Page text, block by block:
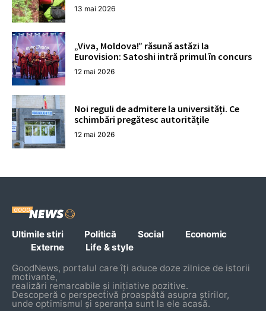
13 mai 2026
„Viva, Moldova!” răsună astăzi la
Eurovision: Satoshi intră primul în concurs
12 mai 2026
Noi reguli de admitere la universități. Ce
schimbări pregătesc autoritățile
12 mai 2026
Ultimile stiri Politică Social
Economic
Externe
Life & style
GoodNews, portalul care îți aduce doze zilnice de istorii
motivante,
realizări remarcabile și inițiative pozitive.
Descoperă o perspectivă proaspătă asupra știrilor,
unde optimismul și speranța sunt la ele acasă.